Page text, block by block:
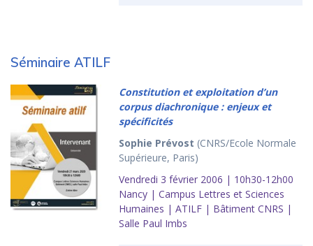
Séminaire ATILF
Constitution et exploitation d’un
corpus diachronique : enjeux et
spécificités
Sophie Prévost (CNRS/Ecole Normale
Supérieure, Paris)
Vendredi 3 février 2006 | 10h30-12h00
Nancy | Campus Lettres et Sciences
Humaines | ATILF | Bâtiment CNRS |
Salle Paul Imbs